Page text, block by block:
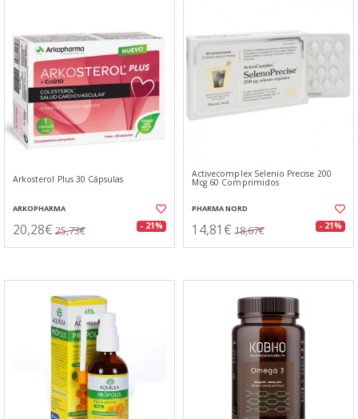
Arkosterol Plus 30 Cápsulas
ARKOPHARMA
20,28€ 25,73€ - 21%
Activecomplex Selenio Precise 200
Mcg 60 Comprimidos
PHARMA NORD
14,81€ 18,67€ - 21%